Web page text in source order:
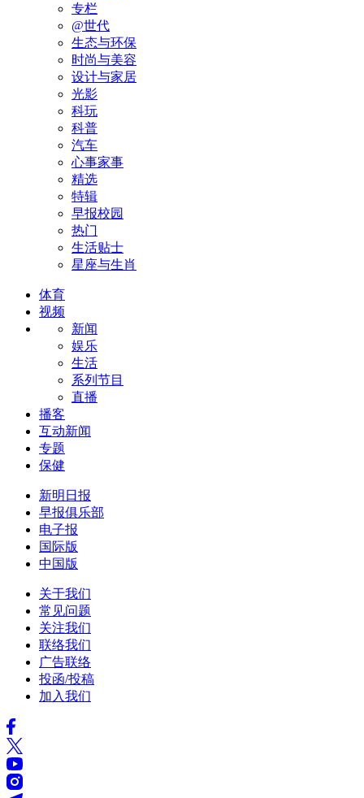
专栏
@世代
生态与环保
时尚与美容
设计与家居
光影
科玩
科普
汽车
心事家事
精选
特辑
早报校园
热门
生活贴士
星座与生肖
体育
视频
新闻
娱乐
生活
系列节目
直播
播客
互动新闻
专题
保健
新明日报
早报俱乐部
电子报
国际版
中国版
关于我们
常见问题
关注我们
联络我们
广告联络
投函/投稿
加入我们